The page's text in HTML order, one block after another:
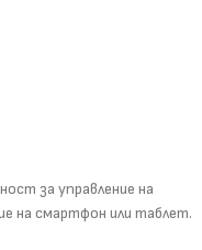
за управление на
на смартфон или таблет.